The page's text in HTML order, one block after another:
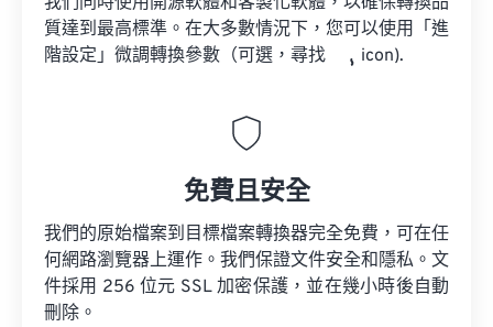
質達到最高標準。在大多數情況下，您可以使用「進
階設定」微調轉換參數（可選，尋找
icon).
免費且安全
我們的原始檔案到目標檔案轉換器完全免費，可在任
何網路瀏覽器上運作。我們保證文件安全和隱私。文
件採用 256 位元 SSL 加密保護，並在幾小時後自動
刪除。